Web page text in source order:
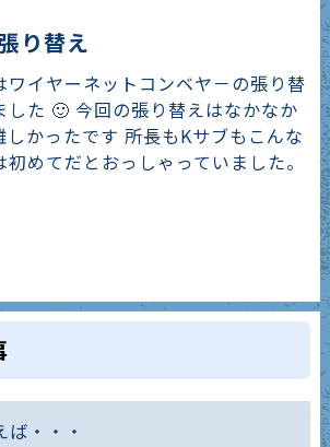
り替え
イヤーネットコンベヤ－の張り替
した 🙂 今回の張り替えはなかなか
しかったです 所長もKサブもこんな
めてだとおっしゃっていました。
・・・